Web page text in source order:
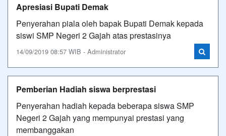
Apresiasi Bupati Demak
Penyerahan piala oleh bapak Bupati Demak kepada
siswi SMP Negeri 2 Gajah atas prestasinya
14/09/2019 08:57 WIB - Administrator
Pemberian Hadiah siswa berprestasi
Penyerahan hadiah kepada beberapa siswa SMP
Negeri 2 Gajah yang mempunyai prestasi yang
membanggakan